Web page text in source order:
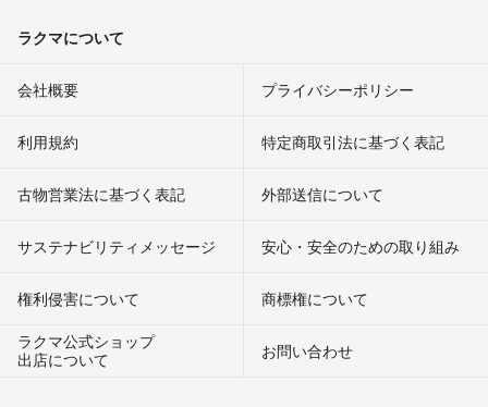
ラクマについて
会社概要 プライバシーポリシー
利用規約 特定商取引法に基づく表記
古物営業法に基づく表記 外部送信について
サステナビリティメッセージ 安心・安全のための取り組み
権利侵害について
商標権について
ラクマ公式ショップ
出店について
お問い合わせ